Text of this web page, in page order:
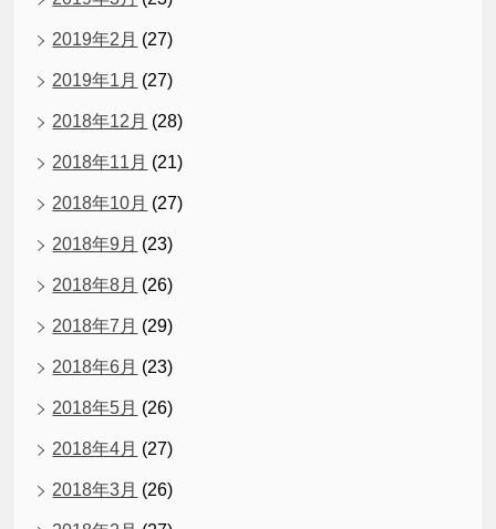
2019年2月 (27)
2019年1月 (27)
2018年12月 (28)
2018年11月 (21)
2018年10月 (27)
2018年9月 (23)
2018年8月 (26)
2018年7月 (29)
2018年6月 (23)
2018年5月 (26)
2018年4月 (27)
2018年3月 (26)